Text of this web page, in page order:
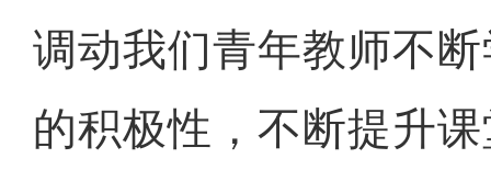
调动我们青年教师不
的积极性，不断提升